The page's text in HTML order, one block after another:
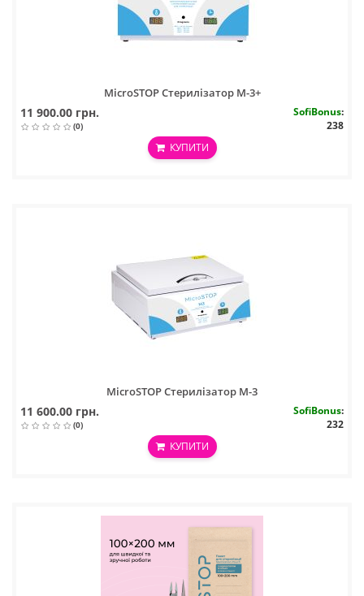
MicroSTOP Стерилізатор M-3+
11 900.00 грн.
(0)
SofiBonus:
238
КУПИТИ
MicroSTOP Стерилізатор M-3
11 600.00 грн.
(0)
SofiBonus:
232
КУПИТИ